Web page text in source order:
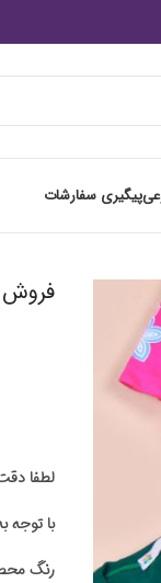
پیگیری سفارشات
لطفا
با
رنگ محصولات در